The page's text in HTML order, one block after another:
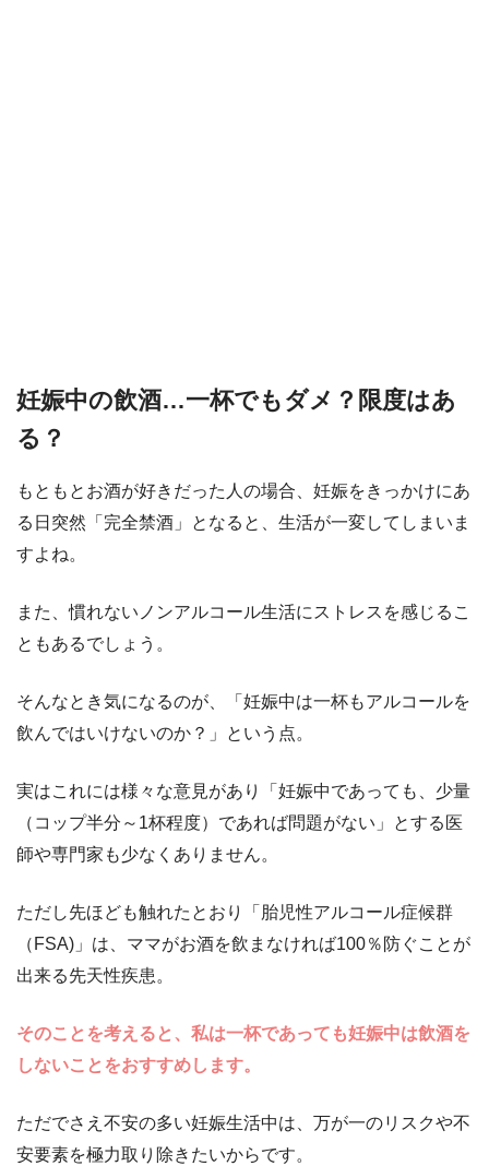
妊娠中の飲酒…一杯でもダメ？限度はあ
る？
もともとお酒が好きだった人の場合、妊娠をきっかけにあ
る日突然「完全禁酒」となると、生活が一変してしまいま
すよね。
また、慣れないノンアルコール生活にストレスを感じるこ
ともあるでしょう。
そんなとき気になるのが、「妊娠中は一杯もアルコールを
飲んではいけないのか？」という点。
実はこれには様々な意見があり「妊娠中であっても、少量
（コップ半分～1杯程度）であれば問題がない」とする医
師や専門家も少なくありません。
ただし先ほども触れたとおり「胎児性アルコール症候群
（FSA)」は、ママがお酒を飲まなければ100％防ぐことが
出来る先天性疾患。
そのことを考えると、私は一杯であっても妊娠中は飲酒を
しないことをおすすめします。
ただでさえ不安の多い妊娠生活中は、万が一のリスクや不
安要素を極力取り除きたいからです。